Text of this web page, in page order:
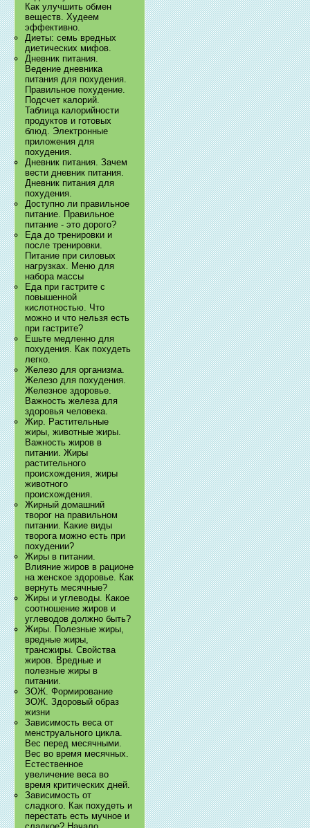
Как улучшить обмен
веществ. Худеем
эффективно.
Диеты: семь вредных
диетических мифов.
Дневник питания.
Ведение дневника
питания для похудения.
Правильное похудение.
Подсчет калорий.
Таблица калорийности
продуктов и готовых
блюд. Электронные
приложения для
похудения.
Дневник питания. Зачем
вести дневник питания.
Дневник питания для
похудения.
Доступно ли правильное
питание. Правильное
питание - это дорого?
Еда до тренировки и
после тренировки.
Питание при силовых
нагрузках. Меню для
набора массы
Еда при гастрите с
повышенной
кислотностью. Что
можно и что нельзя есть
при гастрите?
Ешьте медленно для
похудения. Как похудеть
легко.
Железо для организма.
Железо для похудения.
Железное здоровье.
Важность железа для
здоровья человека.
Жир. Растительные
жиры, животные жиры.
Важность жиров в
питании. Жиры
растительного
происхождения, жиры
животного
происхождения.
Жирный домашний
творог на правильном
питании. Какие виды
творога можно есть при
похудении?
Жиры в питании.
Влияние жиров в рационе
на женское здоровье. Как
вернуть месячные?
Жиры и углеводы. Какое
соотношение жиров и
углеводов должно быть?
Жиры. Полезные жиры,
вредные жиры,
трансжиры. Свойства
жиров. Вредные и
полезные жиры в
питании.
ЗОЖ. Формирование
ЗОЖ. Здоровый образ
жизни
Зависимость веса от
менструального цикла.
Вес перед месячными.
Вес во время месячных.
Естественное
увеличение веса во
время критических дней.
Зависимость от
сладкого. Как похудеть и
перестать есть мучное и